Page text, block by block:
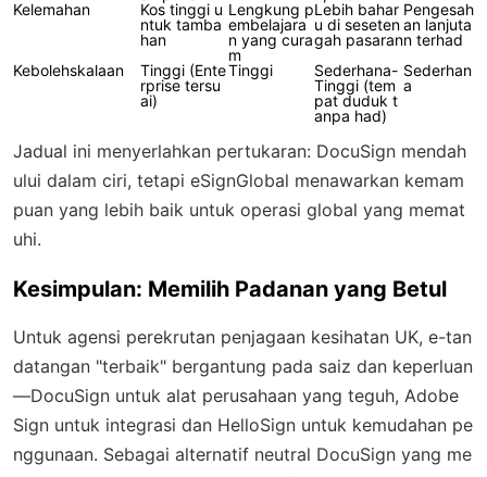
Kelemahan
Kos tinggi u
ntuk tamba
han
Lengkung p
embelajara
n yang cura
m
Lebih bahar
u di seseten
gah pasaran
Pengesah
an lanjuta
n terhad
Kebolehskalaan
Tinggi (Ente
rprise tersu
ai)
Tinggi
Sederhana-
Tinggi (tem
pat duduk t
anpa had)
Sederhan
a
Jadual ini menyerlahkan pertukaran: DocuSign mendah
ului dalam ciri, tetapi eSignGlobal menawarkan kemam
puan yang lebih baik untuk operasi global yang memat
uhi.
Kesimpulan: Memilih Padanan yang Betul
Untuk agensi perekrutan penjagaan kesihatan UK, e-tan
datangan "terbaik" bergantung pada saiz dan keperluan
—DocuSign untuk alat perusahaan yang teguh, Adobe
Sign untuk integrasi dan HelloSign untuk kemudahan pe
nggunaan. Sebagai alternatif neutral DocuSign yang me